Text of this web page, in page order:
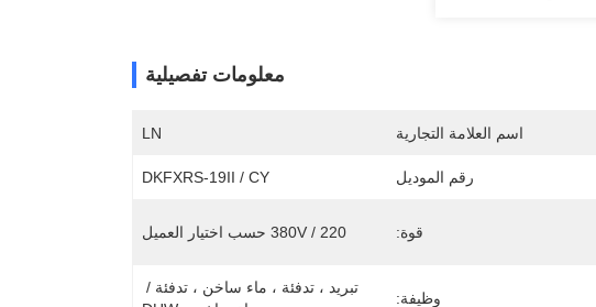
معلومات تفصيلية
اسم العلامة التجارية LN
رقم الموديل DKFXRS-19II / CY
قوة: 220 / 380V حسب اختيار العميل
وظيفة: